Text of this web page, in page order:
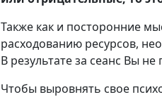
Также как и посторонние
расходованию ресурсов,
В результате за сеанс Вы
Чтобы выровнять свое